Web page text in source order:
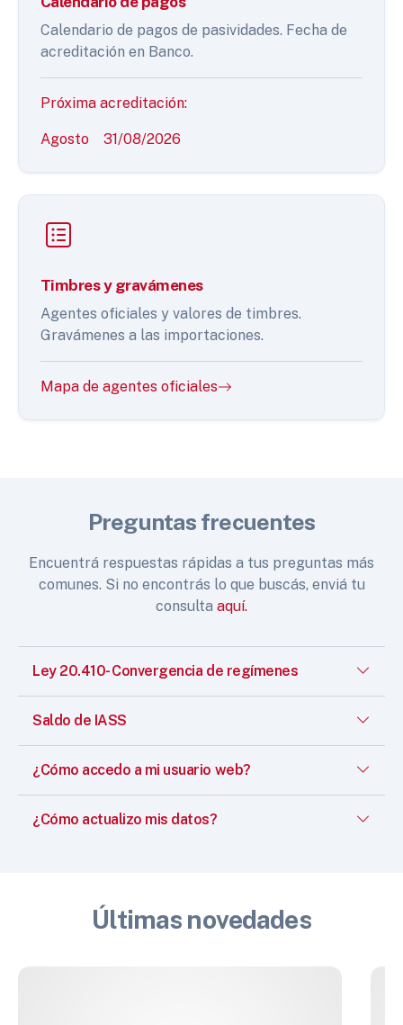
Calendario de pagos de pasividades. Fecha de
acreditación en Banco.
Próxima acreditación:
Agosto 31/08/2026
Timbres y gravámenes
Agentes oficiales y valores de timbres.
Gravámenes a las importaciones.
Mapa de agentes oficiales
Preguntas frecuentes
Encuentrá respuestas rápidas a tus preguntas más
comunes. Si no encontrás lo que buscás, enviá tu
consulta aquí.
Ley 20.410- Convergencia de regímenes
Saldo de IASS
¿Cómo accedo a mi usuario web?
¿Cómo actualizo mis datos?
Últimas novedades